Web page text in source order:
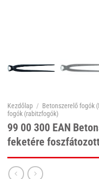
Kezdőlap / Betonszerelő fogók
fogók (rabitzfogók)
99 00 300 EAN
feketére